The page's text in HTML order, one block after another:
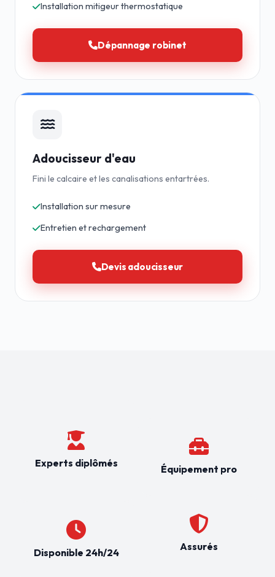
Installation mitigeur thermostatique
Dépannage robinet
Adoucisseur d'eau
Fini le calcaire et les canalisations entartrées.
Installation sur mesure
Entretien et rechargement
Devis adoucisseur
Experts diplômés
Disponible 24h/24
Équipement pro
Assurés